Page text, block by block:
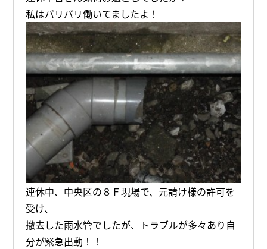
私はバリバリ働いてましたよ！
連休中、中央区の８Ｆ現場で、元請け様の許可を
受け、
撤去した雨水管でしたが、トラブルが多々あり自
分が緊急出動！！